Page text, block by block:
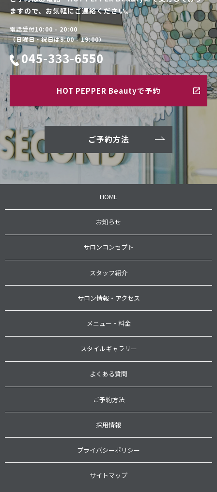
ますので、お気軽にご連絡ください。
電話受付10:00 - 20:00
（日曜日・祝日は9:00 - 19:00）
045-333-6550
HOT PEPPER Beautyで予約
ご予約方法
HOME
お知らせ
サロンコンセプト
スタッフ紹介
サロン情報・アクセス
メニュー・料金
スタイルギャラリー
よくある質問
ご予約方法
採用情報
プライバシーポリシー
サイトマップ